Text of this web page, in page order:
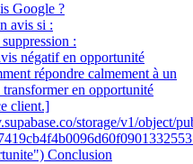
Google ?
avis si :
:
négatif en opportunité
répondre calmement à un
en opportunité
client.]
storage/v1/object/
Conclusion